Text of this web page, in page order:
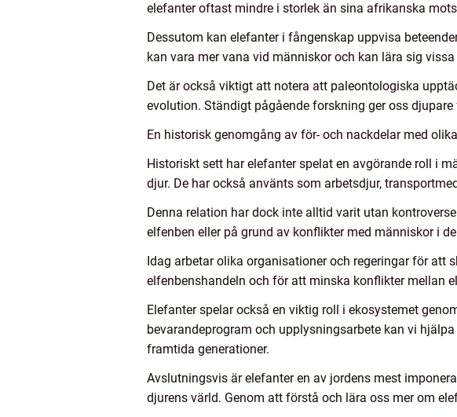
elefanter oftast mindre i storlek än sina afrikanska
Dessutom kan elefanter i fångenskap uppvisa
kan vara mer vana vid människor och kan lära sig
Det är också viktigt att notera att paleontologiska
evolution. Ständigt pågående forskning ger oss
En historisk genomgång av för- och nackdelar med
Historiskt sett har elefanter spelat en avgörande roll i
djur. De har också använts som arbetsdjur,
Denna relation har dock inte alltid varit utan
elfenben eller på grund av konflikter med människor i
Idag arbetar olika organisationer och regeringar för att
elfenbenshandeln och för att minska konflikter mellan
Elefanter spelar också en viktig roll i ekosystemet
bevarandeprogram och upplysningsarbete kan vi
framtida generationer.
Avslutningsvis är elefanter en av jordens mest
djurens värld. Genom att förstå och lära oss mer om